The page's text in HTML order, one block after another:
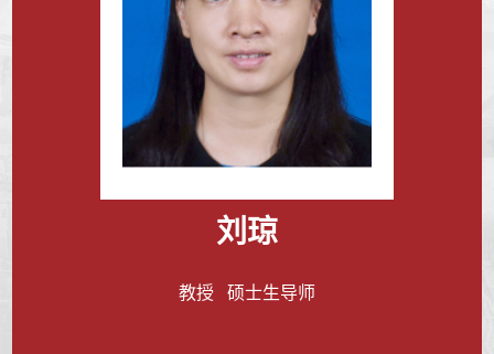
刘琼
教授 硕士生导师